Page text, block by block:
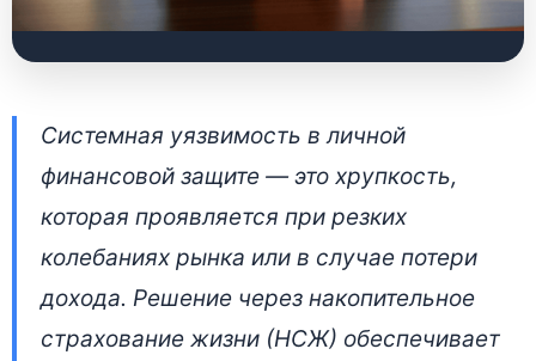
Как работает
накопительное
страхование жизни в
Беларуси: защита от
ареста и инфляции
2 июля 2026 • 👁 4 091 прочтений
Системная уязвимость в личной
финансовой защите — это хрупкость,
которая проявляется при резких
колебаниях рынка или в случае потери
дохода. Решение через накопительное
страхование жизни (НСЖ) обеспечивает